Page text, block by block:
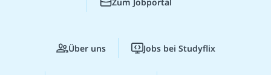
Über uns Jobs bei Studyflix